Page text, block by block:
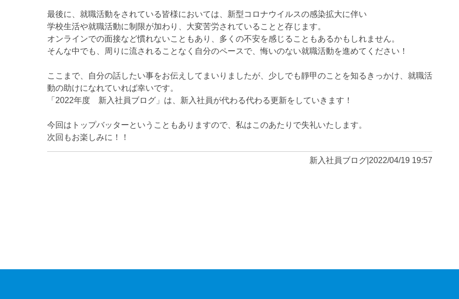
最後に、就職活動をされている皆様においては、新型コロナウイルスの感染拡大に伴い
学校生活や就職活動に制限が加わり、大変苦労されていることと存じます。
オンラインでの面接など慣れないこともあり、多くの不安を感じることもあるかもしれません。
そんな中でも、周りに流されることなく自分のペースで、悔いのない就職活動を進めてください！
ここまで、自分の話したい事をお伝えしてまいりましたが、少しでも靜甲のことを知るきっかけ、就職活
動の助けになれていれば幸いです。
「2022年度 新入社員ブログ」は、新入社員が代わる代わる更新をしていきます！
今回はトップバッターということもありますので、私はこのあたりで失礼いたします。
次回もお楽しみに！！
新入社員ブログ 2022/04/19 19:57